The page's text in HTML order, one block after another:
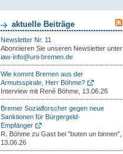
aktuelle Beiträge
Newsletter Nr. 11
Abonnieren Sie unseren Newsletter unter
iaw-info@uni-bremen.de
Wie kommt Bremen aus der
Armutsspirale, Herr Böhme?
Interview mit René Böhme, 13.06.26
Bremer Sozialforscher gegen neue
Sanktionen für Bürgergeld-
Empfänger
R. Böhme zu Gast bei "buten un binnen",
13.06.26